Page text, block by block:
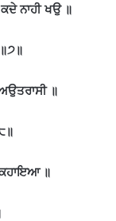
ਨਾਹੀ ਖਉ ॥
॥
ਕਹਾਇਆ ॥